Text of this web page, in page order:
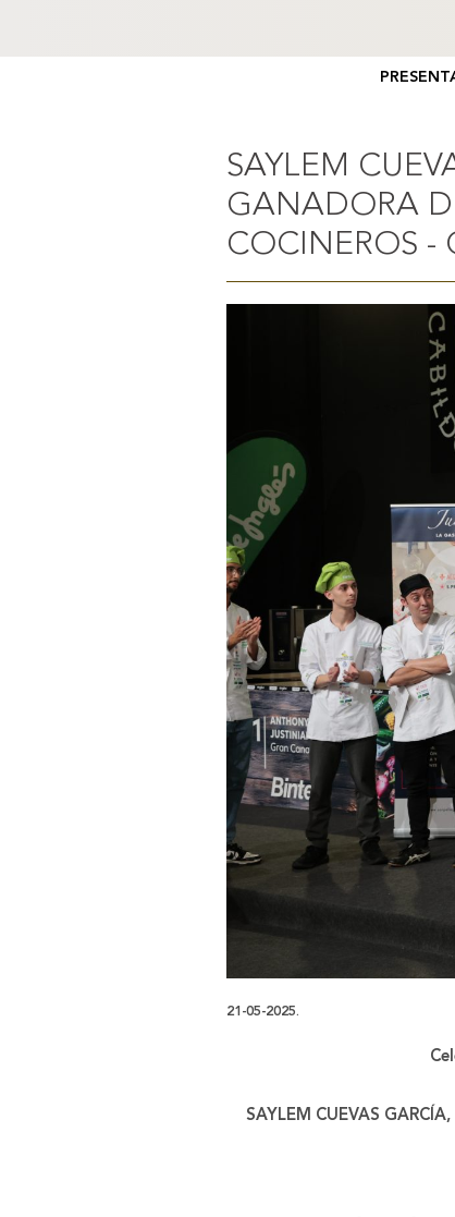
SAYLEM
GANADORA
COCINEROS -
21-05-2025.
SAYLEM CUEVAS